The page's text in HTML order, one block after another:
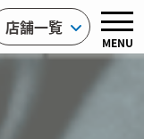
店舗一覧
MENU